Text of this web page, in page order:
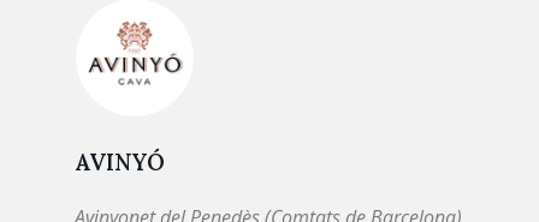
AVINYÓ